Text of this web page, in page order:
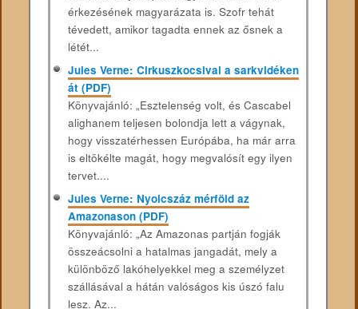
érkezésének magyarázata is. Szofr tehát
tévedett, amikor tagadta ennek az ősnek a
létét...
Jules Verne: Cirkuszkocsival a sarkvidéken
át (PDF)
Könyvajánló: „Esztelenség volt, és Cascabel
alighanem teljesen bolondja lett a vágynak,
hogy visszatérhessen Európába, ha már arra
is eltökélte magát, hogy megvalósít egy ilyen
tervet....
Jules Verne: Nyolcszáz mérföld az
Amazonason (PDF)
Könyvajánló: „Az Amazonas partján fogják
összeácsolni a hatalmas jangadát, mely a
különböző lakóhelyekkel meg a személyzet
szállásával a hátán valóságos kis úszó falu
lesz. Az...